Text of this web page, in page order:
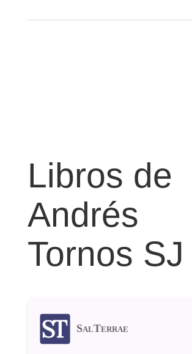
Libros de
Andrés
Tornos SJ
SalTerrae